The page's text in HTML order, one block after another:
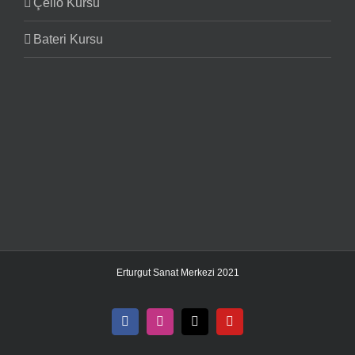
Bateri Kursu
Erturgut Sanat Merkezi 2021
FacebookInstagram
X YouTube